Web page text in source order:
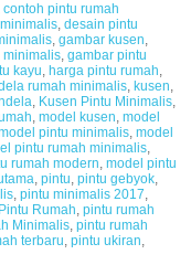
contoh pintu rumah
, desain pintu
, gambar kusen,
minimalis, gambar pintu
kayu, harga pintu rumah,
rumah minimalis, kusen,
, Kusen Pintu Minimalis,
, model kusen, model
pintu minimalis, model
pintu rumah minimalis,
rumah modern, model pintu
, pintu, pintu gebyok,
, pintu minimalis 2017,
Pintu Rumah, pintu rumah
Minimalis, pintu rumah
terbaru, pintu ukiran,